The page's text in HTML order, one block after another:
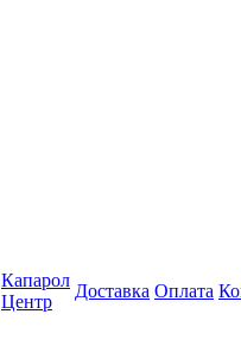
Капарол
Центр
Доставка Оплата